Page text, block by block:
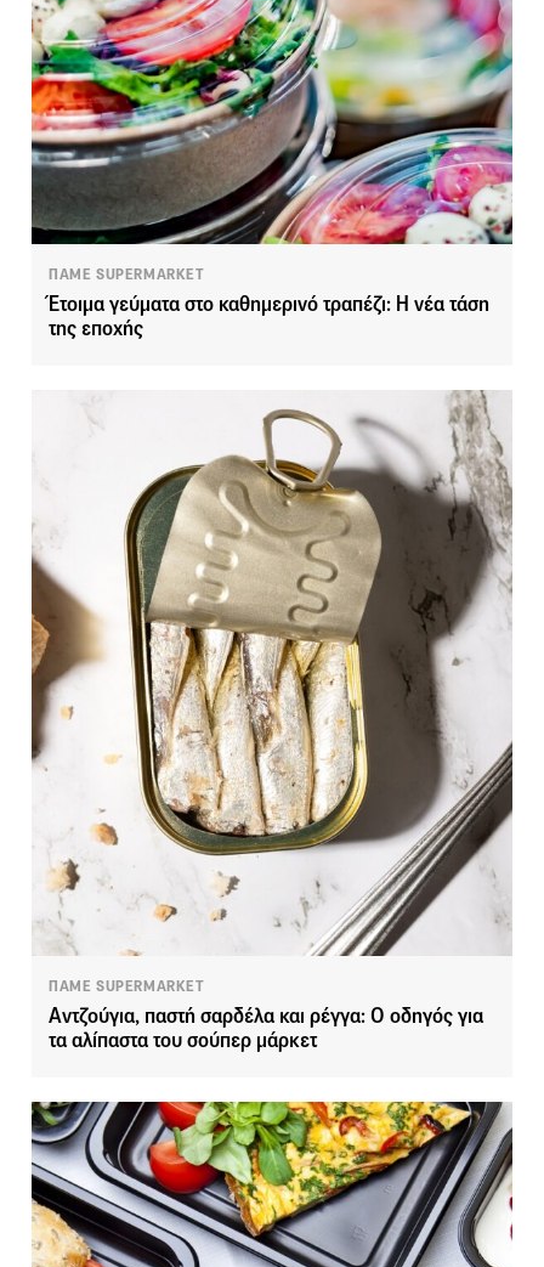
ΠΑΜΕ SUPERMARKET
Έτοιμα γεύματα στο καθημερινό τραπέζι: Η νέα τάση
της εποχής
ΠΑΜΕ SUPERMARKET
Αντζούγια, παστή σαρδέλα και ρέγγα: Ο οδηγός για
τα αλίπαστα του σούπερ μάρκετ